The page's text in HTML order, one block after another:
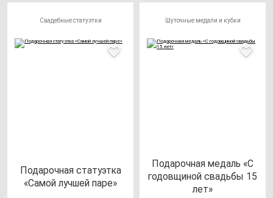
Свадебные статуэтки
Пода­роч­ная ста­ту­эт­ка
«Самой луч­шей па­ре»
Шуточные медали и кубки
Пода­роч­ная ме­даль «С
го­дов­щи­ной свадь­бы 15
лет»